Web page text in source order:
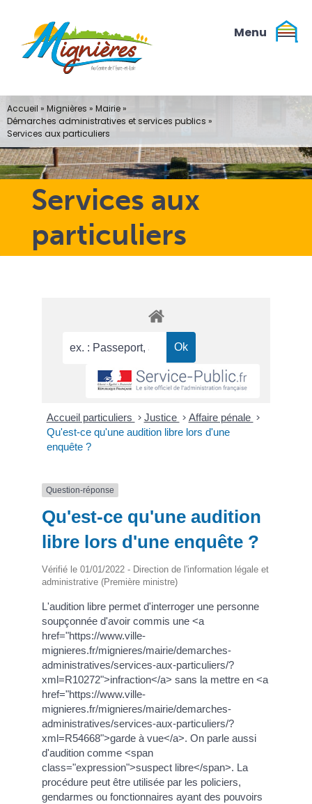
contenu
Services aux
particuliers
Accueil » Mignières » Mairie»
Démarches administratives et services publics »
Services aux particuliers
Accueil particuliers > Justice > Affaire pénale >
Qu'est-ce qu'une audition libre lors d'une
enquête ?
Question-réponse
Qu'est-ce qu'une audition
libre lors d'une enquête ?
Vérifié le 01/01/2022 - Direction de l'information légale et
administrative (Première ministre)
L'audition libre permet d'interroger une personne
soupçonnée d'avoir commis une <a
href="https://www.ville-
mignieres.fr/mignieres/mairie/demarches-
administratives/services-aux-particuliers/?
xml=R10272">infraction</a> sans la mettre en <a
href="https://www.ville-
mignieres.fr/mignieres/mairie/demarches-
administratives/services-aux-particuliers/?
xml=R54668">garde à vue</a>. On parle aussi
d'audition comme <span
class="expression">suspect libre</span>. La
procédure peut être utilisée par les policiers,
gendarmes ou fonctionnaires ayant des pouvoirs